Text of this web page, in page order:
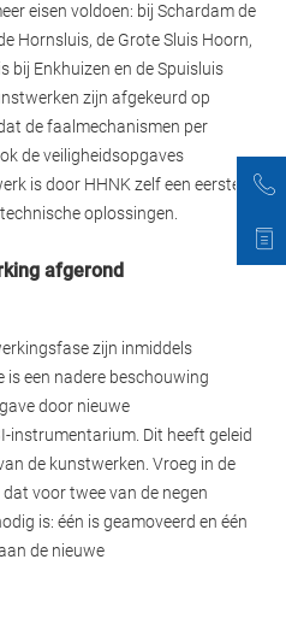
eisen voldoen: bij Schardam de
Hornsluis, de Grote Sluis Hoorn,
bij Enkhuizen en de Spuisluis
zijn afgekeurd op
de faalmechanismen per
de veiligheidsopgaves
is door HHNK zelf een eerste
oplossingen.
afgerond
zijn inmiddels
een nadere beschouwing
door nieuwe
instrumentarium. Dit heeft geleid
de kunstwerken. Vroeg in de
voor twee van de negen
is: één is geamoveerd en één
de nieuwe